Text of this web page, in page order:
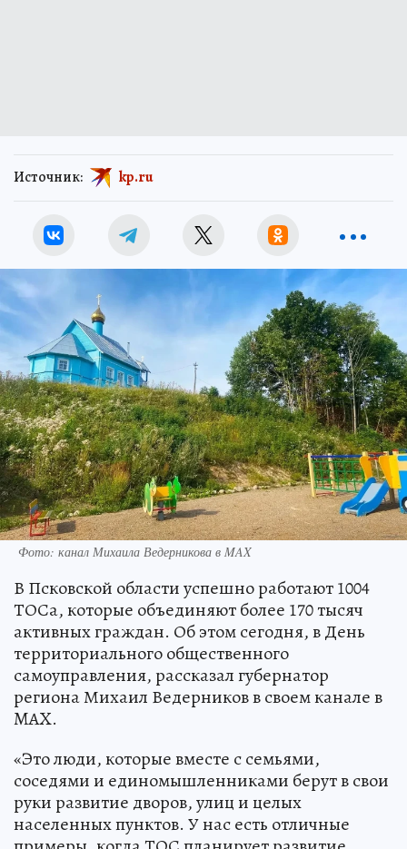
Источник: kp.ru
Фото: канал Михаила Ведерникова в MAX
В Псковской области успешно работают 1004
ТОСа, которые объединяют более 170 тысяч
активных граждан. Об этом сегодня, в День
территориального общественного
самоуправления, рассказал губернатор
региона Михаил Ведерников в своем канале в
MAX.
«Это люди, которые вместе с семьями,
соседями и единомышленниками берут в свои
руки развитие дворов, улиц и целых
населенных пунктов. У нас есть отличные